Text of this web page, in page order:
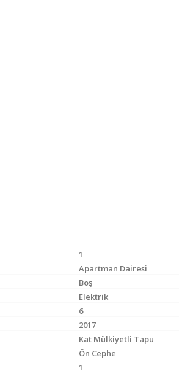
1
Apartman Dairesi
Boş
Elektrik
6
2017
Kat Mülkiyetli Tapu
Ön Cephe
1